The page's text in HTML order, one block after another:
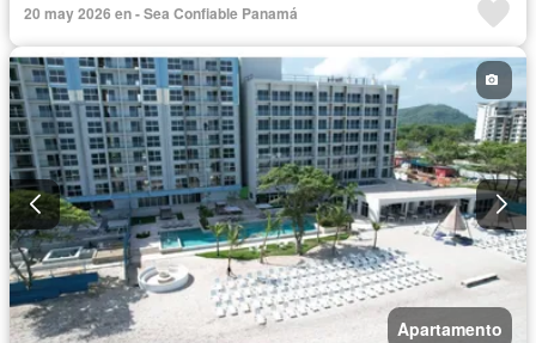
20 may 2026 en - Sea Confiable Panamá
Apartamento